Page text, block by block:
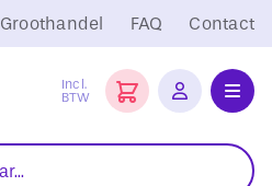
Groothandel FAQ Contact
Incl.
BTW